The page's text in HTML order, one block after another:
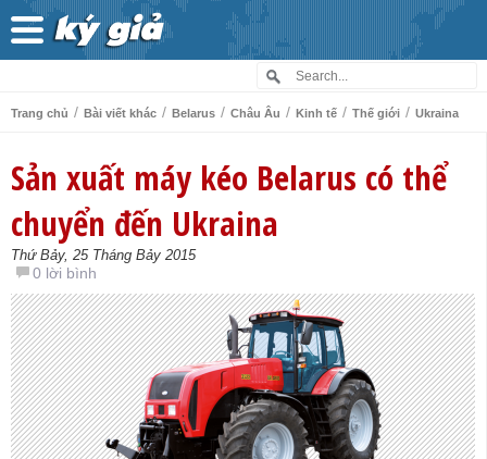
Trang chủ / Bài viết khác / Belarus / Châu Âu / Kinh tế / Thế giới / Ukraina
Sản xuất máy kéo Belarus có thể
chuyển đến Ukraina
Thứ Bảy, 25 Tháng Bảy 2015
0 lời bình